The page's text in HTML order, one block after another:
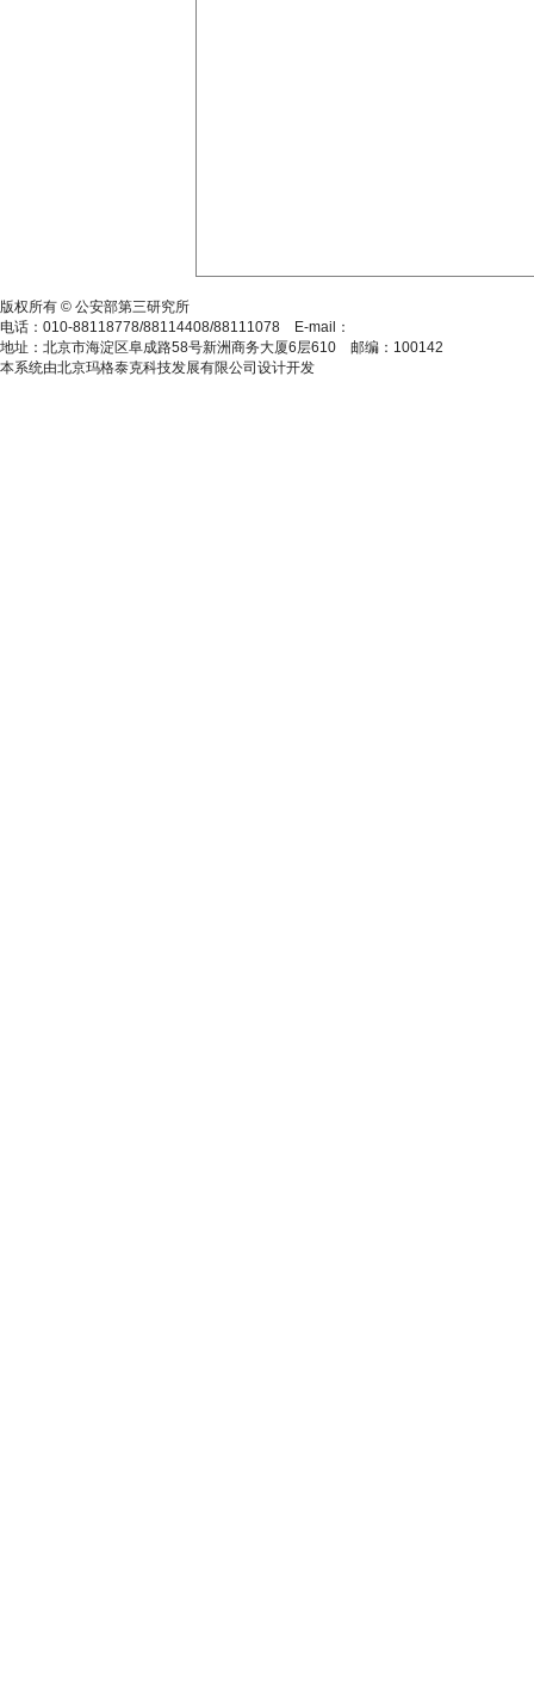
版权所有 © 公安部第三研究所
电话：010-88118778/88114408/88111078 E-mail：
地址：北京市海淀区阜成路58号新洲商务大厦6层610 邮编：100142
本系统由北京玛格泰克科技发展有限公司设计开发